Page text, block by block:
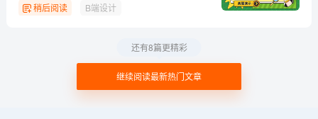
稍后阅读 B端设计
继续阅读最新热门文章
还有8篇更精彩